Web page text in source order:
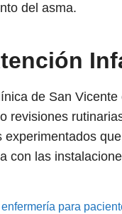
del asma.
de San
revisiones
con las
para